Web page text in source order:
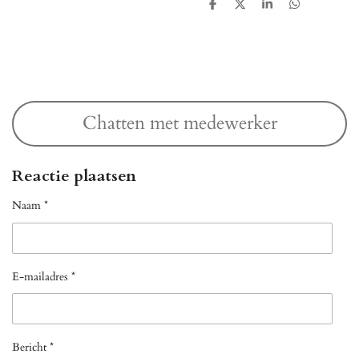
D
D
S
D
Chatten met medewerker
Reactie plaatsen
Naam *
E-mailadres *
Bericht *